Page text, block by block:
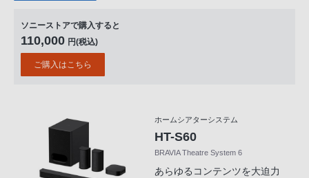
ソニーストアで購入すると
110,000 円(税込)
ご購入はこちら
ホームシアターシステム
HT-S60
BRAVIA Theatre System 6
あらゆるコンテンツを大迫力